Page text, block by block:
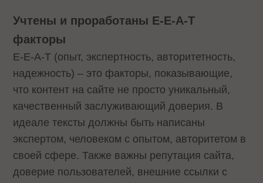
Учтены и проработаны E-E-A-T
факторы
E-E-A-T (опыт, экспертность, авторитетность,
надежность) – это факторы, показывающие,
что контент на сайте не просто уникальный,
качественный заслуживающий доверия. В
идеале тексты должны быть написаны
экспертом, человеком с опытом, авторитетом в
своей сфере. Также важны репутация сайта,
доверие пользователей, внешние ссылки с